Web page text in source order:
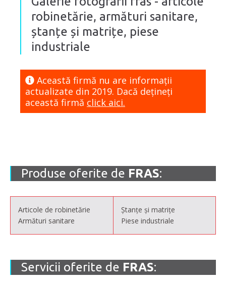
robinetărie, armături sanitare,
ștanțe și matrițe, piese
industriale
Această firmă nu are informaţii
actualizate din 2019. Dacă dețineți
această firmă click aici.
Produse oferite de FRAS:
Articole de robinetărie
Armături sanitare
Ștanțe și matrițe
Piese industriale
Servicii oferite de FRAS: